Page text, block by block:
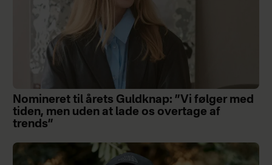
Nomineret til årets Guldknap: ”Vi følger med
tiden, men uden at lade os overtage af
trends”